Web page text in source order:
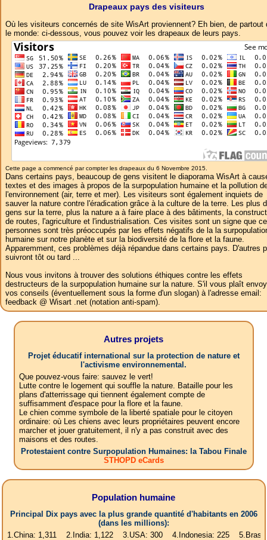
Drapeaux pays des visiteurs
Où les visiteurs concernés de site WisArt proviennent? Eh bien, de partout
le monde: ci-dessous, vous pouvez voir les drapeaux de leurs pays.
Cette page a commencé par compter les drapeaux du 6 Novembre 2015.
Dans certains pays, beaucoup de gens visitent le diaporama WisArt à
textes et des images à propos de la surpopulation humaine et la pollution
l'environnement (air, terre et mer). Les visiteurs sont également inquiets de
sauver la nature contre l'éradication grâce à la culture de la terre. Les plus
gens sur la terre, plus la nature a à faire place à des bâtiments, la
de routes, l'agriculture et l'industrialisation. Ces visites sont un signe que
personnes sont très préoccupés par les effets négatifs de la la
humaine sur notre planète et sur la biodiversité de la flore et la faune.
Apparemment, ces problèmes déjà répandue dans certains pays. D'autres
suivront tôt ou tard ...
Nous vous invitons à trouver des solutions éthiques contre les effets
destructeurs de la surpopulation humaine sur la nature. S'il vous plaît
vos conseils (éventuellement sous la forme d'un slogan) à l'adresse email:
feedback @ Wisart .net (notation anti-spam).
Autres projets
Projet éducatif international sur la protection de nature et
l'activisme environnemental.
Que pouvez-vous faire: sauvez le vert!
Lutte contre le logement qui souffle la nature. Bataille pour les
plans d'atterrissage qui tiennent également compte de
suffisamment d'espace pour la flore et la faune.
Le chien comme symbole de la liberté spatiale pour le citoyen
ordinaire: où Les chiens avec leurs propriétaires peuvent encore
marcher et jouer gratuitement, il n'y a pas construit avec des
maisons et des routes.
Protestaient contre Surpopulation Humaines: la Tabou Finale
STHOPD eCards
Population humaine
Principal Dix pays avec la plus grande quantité d'habitants en 2006
(dans les millions):
1,311 2.India: 1,122 3.USA: 300 4.Indonesia: 225 5.Brasil: 187